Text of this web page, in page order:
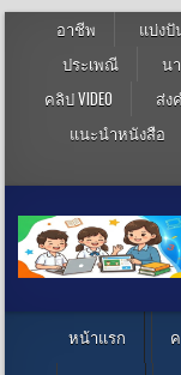
อาชีพ แบ่งปั
ประเพณี
น
คลิป VIDEO
ส่ง
แนะนำหนังสือ
หน้าแรก